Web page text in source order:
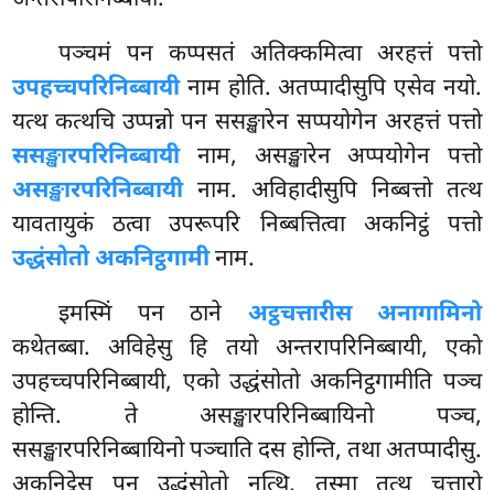
पञ्चमं पन कप्पसतं अतिक्कमित्वा अरहत्तं पत्तो
उपहच्चपरिनिब्बायीनाम होति. अतप्पादीसुपि एसेव नयो.
यत्थ कत्थचि उप्पन्नो पन ससङ्खारेन सप्पयोगेन अरहत्तं पत्तो
ससङ्खारपरिनिब्बायीनाम, असङ्खारेन अप्पयोगेन पत्तो
असङ्खारपरिनिब्बायीनाम. अविहादीसुपि निब्बत्तो तत्थ
यावतायुकं ठत्वा उपरूपरि निब्बत्तित्वा अकनिट्ठं पत्तो
उद्धंसोतो अकनिट्ठगामीनाम.
इमस्मिंपन ठाने अट्ठचत्तारीस अनागामिनो
कथेतब्बा. अविहेसु हि तयो अन्तरापरिनिब्बायी, एको
उपहच्चपरिनिब्बायी, एको उद्धंसोतो अकनिट्ठगामीति पञ्च
होन्ति. ते असङ्खारपरिनिब्बायिनो पञ्च,
ससङ्खारपरिनिब्बायिनो पञ्चाति दस होन्ति, तथा अतप्पादीसु.